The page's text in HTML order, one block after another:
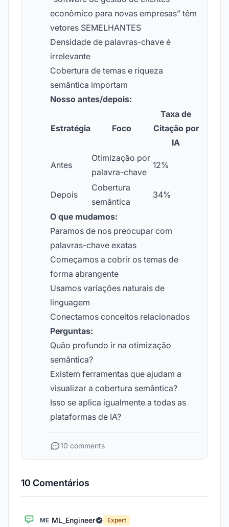
econômico para novas empresas” têm
vetores SEMELHANTES
Densidade de palavras-chave é
irrelevante
Cobertura de temas e riqueza
semântica importam
Nosso antes/depois:
Estratégia Foco
Taxa de
Citação por
IA
Antes
Otimização por
palavra-chave
12%
Depois
Cobertura
semântica
34%
O que mudamos:
Paramos de nos preocupar com
palavras-chave exatas
Começamos a cobrir os temas de
forma abrangente
Usamos variações naturais de
linguagem
Conectamos conceitos relacionados
Perguntas:
Quão profundo ir na otimização
semântica?
Existem ferramentas que ajudam a
visualizar a cobertura semântica?
Isso se aplica igualmente a todas as
plataformas de IA?
10 comments
10 Comentários
ME ML_Engineer
Expert